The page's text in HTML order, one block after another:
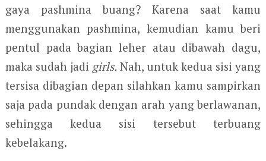
gaya pashmina buang? Karena saat kamu
menggunakan pashmina, kemudian kamu beri
pentul pada bagian leher atau dibawah dagu,
maka sudah jadi girls. Nah, untuk kedua sisi yang
tersisa dibagian depan silahkan kamu sampirkan
saja pada pundak dengan arah yang berlawanan,
sehingga kedua sisi tersebut terbuang
kebelakang.